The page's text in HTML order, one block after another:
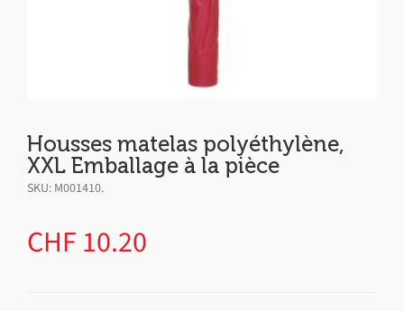
Housses matelas polyéthylène,
XXL Emballage à la pièce
SKU: M001410.
CHF 10.20